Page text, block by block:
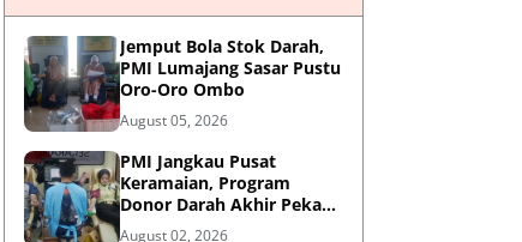
Jemput Bola Stok Darah,
PMI Lumajang Sasar Pustu
Oro-Oro Ombo
August 05, 2026
PMI Jangkau Pusat
Keramaian, Program
Donor Darah Akhir Pekan
di GM Plaza Lumajang
August 02, 2026